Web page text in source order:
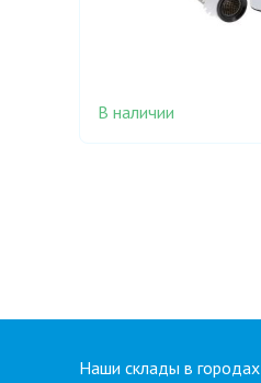
В наличии
Наши склады в городах